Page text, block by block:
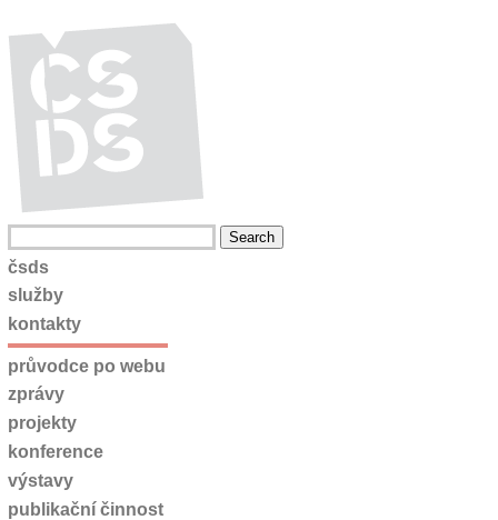
čsds
služby
kontakty
průvodce po webu
zprávy
projekty
konference
výstavy
publikační činnost